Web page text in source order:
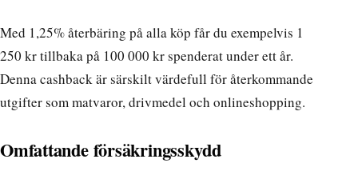
Med 1,25% återbäring på alla köp får du exempelvis 1
250 kr tillbaka på 100 000 kr spenderat under ett år.
Denna cashback är särskilt värdefull för återkommande
utgifter som matvaror, drivmedel och onlineshopping.
Omfattande försäkringsskydd